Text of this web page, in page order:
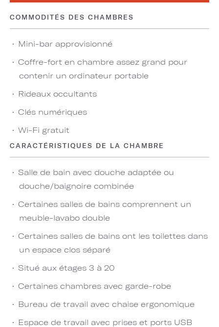
COMMODITÉS DES CHAMBRES
Mini-bar approvisionné
Coffre-fort en chambre assez grand pour
contenir un ordinateur portable
Rideaux occultants
Clés numériques
Wi-Fi gratuit
CARACTÉRISTIQUES DE LA CHAMBRE
Salle de bain avec douche adaptée ou
douche/baignoire combinée
Certaines salles de bains comprennent un
meuble-lavabo double
Certaines salles de bains ont les toilettes dans
un espace clos séparé
Situé aux étages 3 à 20
Certaines chambres avec garde-robe
Bureau de travail avec chaise ergonomique
Espace de travail avec prises et ports USB